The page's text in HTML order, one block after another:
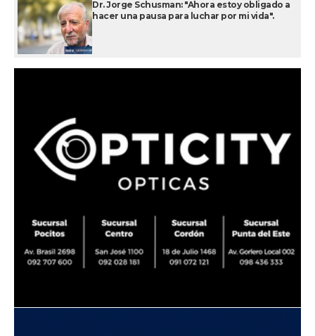
Dr. Jorge Schusman: "Ahora estoy obligado a
hacer una pausa para luchar por mi vida".